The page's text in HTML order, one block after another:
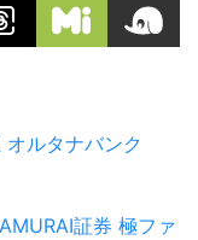
オルタナバンク
証券 極ファ